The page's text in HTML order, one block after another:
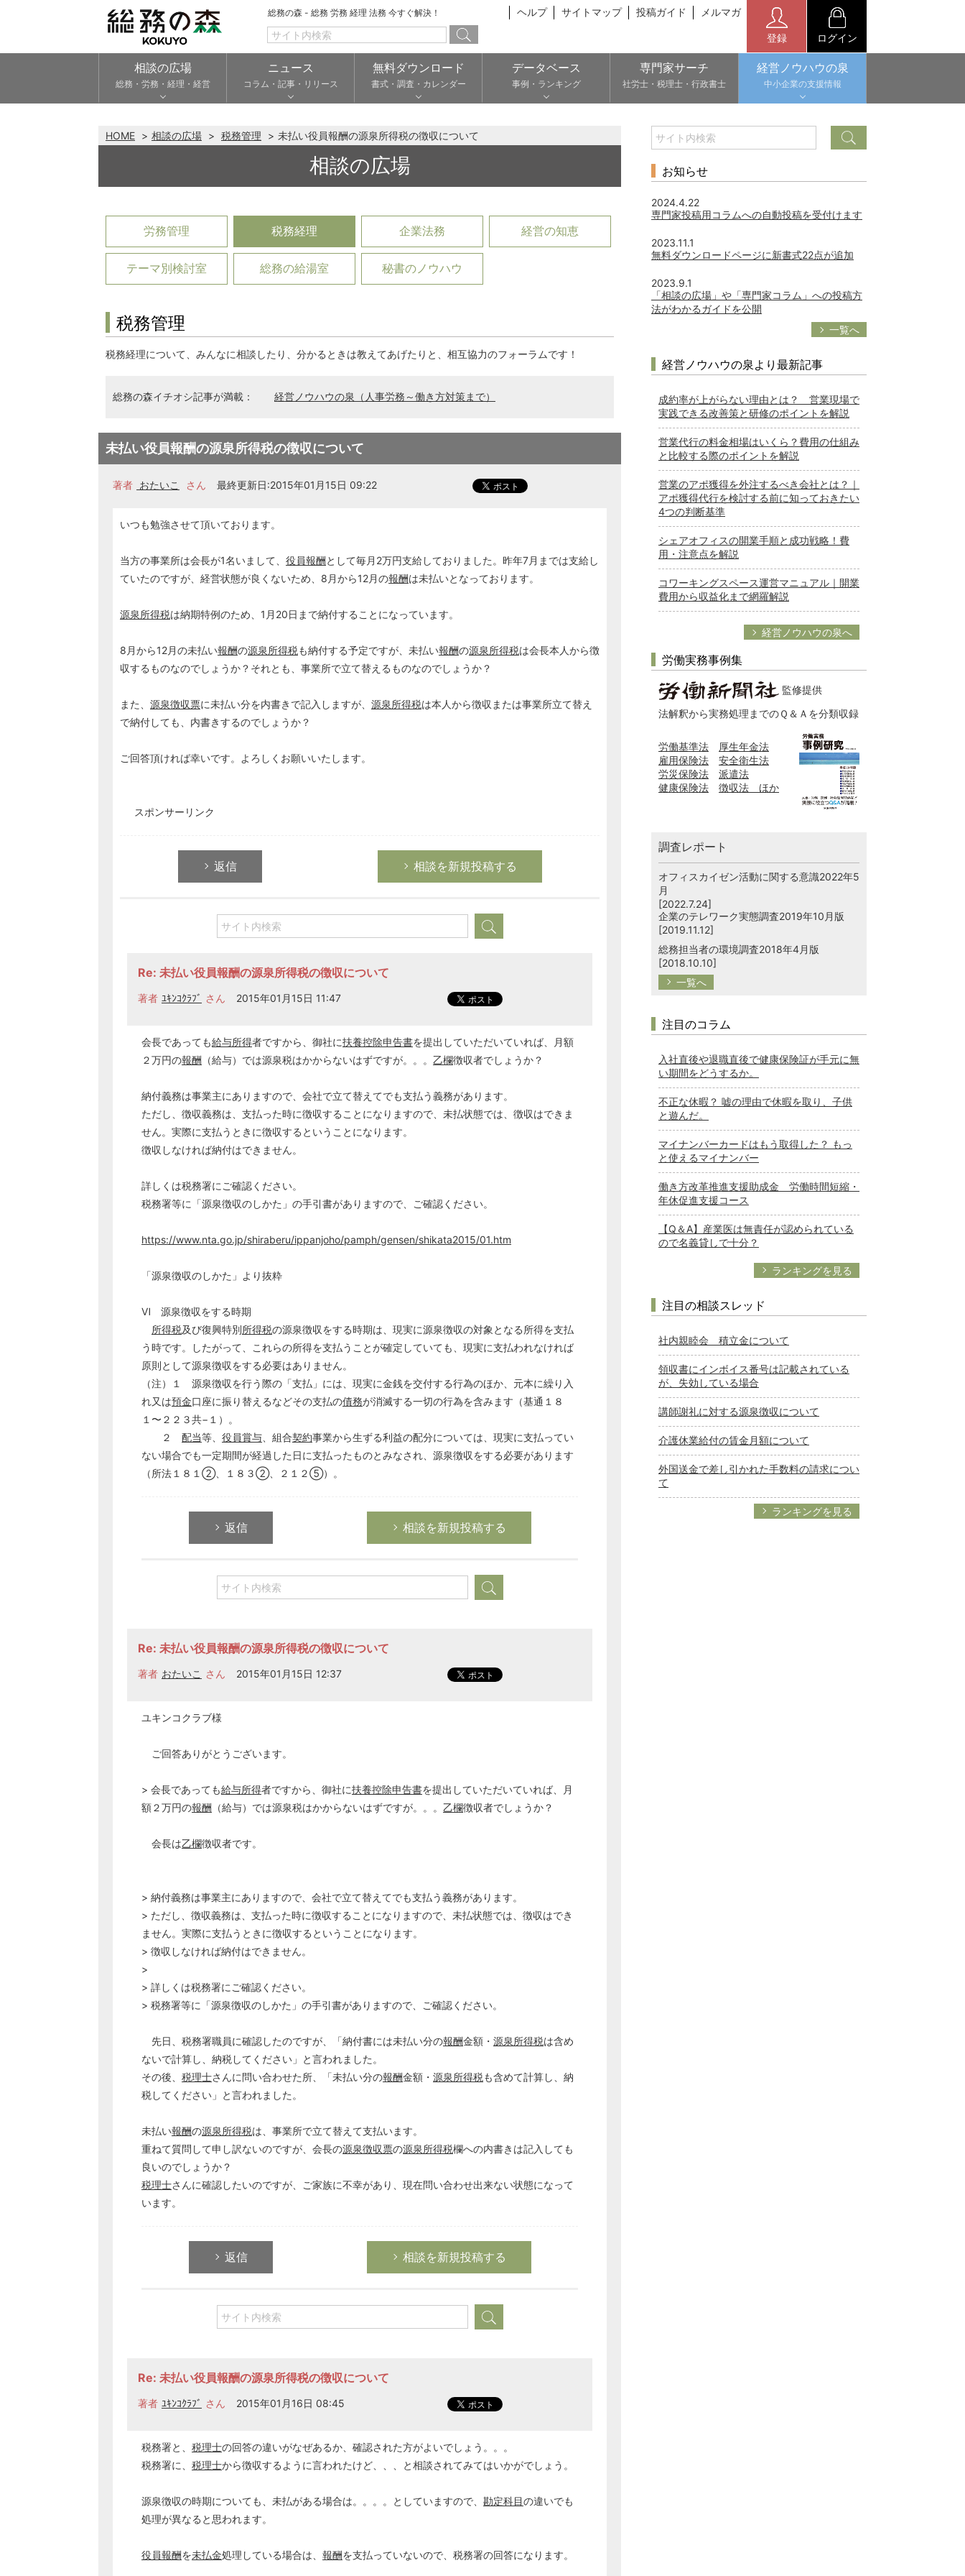
総務の森 - 総務 労務 経理 法務 今すぐ解決！ ヘルプ サイトマップ 投稿ガイド メルマガ
登録 ログイン
相談の広場
総務・労務・経理・経営
ニュース
コラム・記事・リリース
無料ダウンロード
書式・調査・カレンダー
データベース
事例・ランキング
専門家サーチ
社労士・税理士・行政書士
経営ノウハウの泉
中小企業の支援情報
HOME 相談の広場 税務管理 未払い役員報酬の源泉所得税の徴収について
相談の広場
労務管理 税務経理 企業法務 経営の知恵
テーマ別検討室 総務の給湯室 秘書のノウハウ
税務管理
税務経理について、みんなに相談したり、分かるときは教えてあげたりと、相互協力のフォーラムです！
総務の森イチオシ記事が満載： 経営ノウハウの泉（人事労務～働き方対策まで）
未払い役員報酬の源泉所得税の徴収について
著者 おたいこ さん 最終更新日:2015年01月15日 09:22
いつも勉強させて頂いております。
当方の事業所は会長が1名いまして、 役員報酬として毎月2万円支給しておりました。昨年7月までは支給し
ていたのですが、経営状態が良くないため、8月から12月の報酬は未払いとなっております。
源泉所得税は納期特例のため、1月20日まで納付することになっています。
8月から12月の未払い報酬の源泉所得税も納付する予定ですが、未払い報酬の源泉所得税は会長本人から徴
収するものなのでしょうか？それとも、事業所で立て替えるものなのでしょうか？
また、 源泉徴収票に未払い分を内書きで記入しますが、 源泉所得税は本人から徴収または事業所立て替え
で納付しても、内書きするのでしょうか？
ご回答頂ければ幸いです。よろしくお願いいたします。
スポンサーリンク
返信 相談を新規投稿する
Re: 未払い役員報酬の源泉所得税の徴収について
著者 ﾕｷﾝｺｸﾗﾌﾞ さん 2015年01月15日 11:47
会長であっても給与所得者ですから、御社に扶養控除申告書を提出していただいていれば、月額
２万円の報酬 （給与）では源泉税はかからないはずですが。。。 乙欄徴収者でしょうか？
納付義務は事業主にありますので、会社で立て替えてでも支払う義務があります。
ただし、徴収義務は、支払った時に徴収することになりますので、未払状態では、徴収はできま
せん。実際に支払うときに徴収するということになります。
徴収しなければ納付はできません。
詳しくは税務署にご確認ください。
税務署等に「源泉徴収のしかた」の手引書がありますので、ご確認ください。
https://www.nta.go.jp/shiraberu/ippanjoho/pamph/gensen/shikata2015/01.htm
「源泉徴収のしかた」より抜粋
Ⅵ 源泉徴収をする時期
所得税及び復興特別所得税の源泉徴収をする時期は、現実に源泉徴収の対象となる所得を支払
う時です。したがって、これらの所得を支払うことが確定していても、現実に支払われなければ
原則として源泉徴収をする必要はありません。
（注）１ 源泉徴収を行う際の「支払」には、現実に金銭を交付する行為のほか、元本に繰り入
れ又は預金口座に振り替えるなどその支払の債務が消滅する一切の行為を含みます（基通１８
１〜２２３共−１）。
２ 配当等、 役員賞与 、組合契約事業から生ずる利益の配分については、現実に支払ってい
ない場合でも一定期間が経過した日に支払ったものとみなされ、源泉徴収をする必要があります
（所法１８１②、１８３②、２１２⑤）。
返信 相談を新規投稿する
Re: 未払い役員報酬の源泉所得税の徴収について
著者 おたいこ さん 2015年01月15日 12:37
ユキンコクラブ様
ご回答ありがとうございます。
> 会長であっても給与所得者ですから、御社に扶養控除申告書を提出していただいていれば、月
額２万円の報酬 （給与）では源泉税はかからないはずですが。。。 乙欄徴収者でしょうか？
会長は乙欄徴収者です。
> 納付義務は事業主にありますので、会社で立て替えてでも支払う義務があります。
> ただし、徴収義務は、支払った時に徴収することになりますので、未払状態では、徴収はでき
ません。実際に支払うときに徴収するということになります。
> 徴収しなければ納付はできません。
>
> 詳しくは税務署にご確認ください。
> 税務署等に「源泉徴収のしかた」の手引書がありますので、ご確認ください。
先日、税務署職員に確認したのですが、「納付書には未払い分の報酬金額・ 源泉所得税は含め
ないで計算し、納税してください」と言われました。
その後、 税理士さんに問い合わせた所、「未払い分の報酬金額・ 源泉所得税も含めて計算し、納
税してください」と言われました。
未払い報酬の源泉所得税は、事業所で立て替えて支払います。
重ねて質問して申し訳ないのですが、会長の源泉徴収票の源泉所得税欄への内書きは記入しても
良いのでしょうか？
税理士さんに確認したいのですが、ご家族に不幸があり、現在問い合わせ出来ない状態になって
います。
返信 相談を新規投稿する
Re: 未払い役員報酬の源泉所得税の徴収について
著者 ﾕｷﾝｺｸﾗﾌﾞ さん 2015年01月16日 08:45
税務署と、 税理士の回答の違いがなぜあるか、確認された方がよいでしょう。。。
税務署に、 税理士から徴収するように言われたけど、、、と相談されてみてはいかがでしょう。
源泉徴収の時期についても、未払がある場合は。。。。としていますので、 勘定科目の違いでも
処理が異なると思われます。
役員報酬を未払金処理している場合は、 報酬を支払っていないので、税務署の回答になります。
どのカテゴリーに投稿しますか？
選択してください
秘書のノウハウ
お知らせ
2024.4.22
専門家投稿用コラムへの自動投稿を受付けます
2023.11.1
無料ダウンロードページに新書式22点が追加
2023.9.1
「相談の広場」や「専門家コラム」への投稿方
法がわかるガイドを公開
一覧へ
経営ノウハウの泉より最新記事
成約率が上がらない理由とは？ 営業現場で
実践できる改善策と研修のポイントを解説
営業代行の料金相場はいくら？費用の仕組み
と比較する際のポイントを解説
営業のアポ獲得を外注するべき会社とは？｜
アポ獲得代行を検討する前に知っておきたい
4つの判断基準
シェアオフィスの開業手順と成功戦略！費
用・注意点を解説
コワーキングスペース運営マニュアル｜開業
費用から収益化まで網羅解説
経営ノウハウの泉へ
労働実務事例集
監修提供
法解釈から実務処理までのＱ＆Ａを分類収録
労働基準法
厚生年金法
雇用保険法
安全衛生法
労災保険法
派遣法
健康保険法
徴収法 ほか
調査レポート
オフィスカイゼン活動に関する意識2022年5
月
[2022.7.24]
企業のテレワーク実態調査2019年10月版
[2019.11.12]
総務担当者の環境調査2018年4月版
[2018.10.10]
一覧へ
注目のコラム
入社直後や退職直後で健康保険証が手元に無
い期間をどうするか。
不正な休暇？ 嘘の理由で休暇を取り、子供
と遊んだ。
マイナンバーカードはもう取得した？ もっ
と使えるマイナンバー
働き方改革推進支援助成金 労働時間短縮・
年休促進支援コース
【Q＆A】産業医は無責任が認められている
ので名義貸しで十分？
ランキングを見る
注目の相談スレッド
社内親睦会 積立金について
領収書にインボイス番号は記載されている
が、失効している場合
講師謝礼に対する源泉徴収について
介護休業給付の賃金月額について
外国送金で差し引かれた手数料の請求につい
て
ランキングを見る